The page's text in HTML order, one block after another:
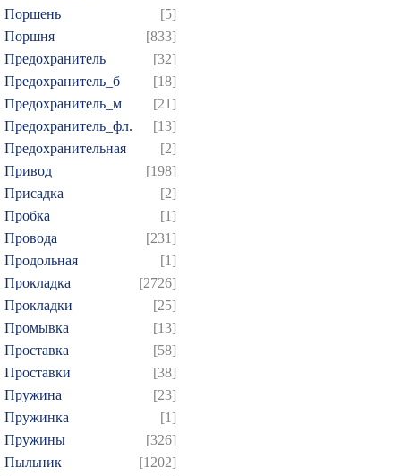
Поршень
[5]
Поршня
[833]
Предохранитель
[32]
Предохранитель_б
[18]
Предохранитель_м
[21]
Предохранитель_фл.
[13]
Предохранительная
[2]
Привод
[198]
Присадка
[2]
Пробка
[1]
Провода
[231]
Продольная
[1]
Прокладка
[2726]
Прокладки
[25]
Промывка
[13]
Проставка
[58]
Проставки
[38]
Пружина
[23]
Пружинка
[1]
Пружины
[326]
Пыльник
[1202]